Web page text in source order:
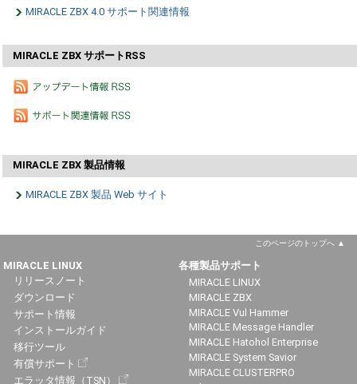
MIRACLE ZBX 4.0 サポート関連情報
MIRACLE ZBX サポートRSS
MIRACLE ZBX 製品情報
MIRACLE ZBX 製品 Web サイト
このページのトップへ
MIRACLE LINUX
リリースノート
ダウンロード
サポート情報
インストールガイド
移行ツール
有償サポート
エラッタ情報（TSN）
各種製品サポート
MIRACLE LINUX
MIRACLE ZBX
MIRACLE Vul Hammer
MIRACLE Message Handler
MIRACLE Hatohol Enterprise
MIRACLE System Savior
MIRACLE CLUSTERPRO